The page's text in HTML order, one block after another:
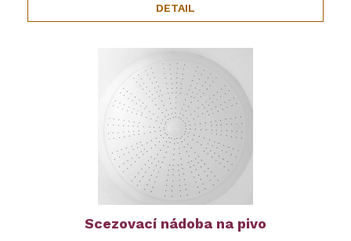
DETAIL
Scezovací nádoba na pivo